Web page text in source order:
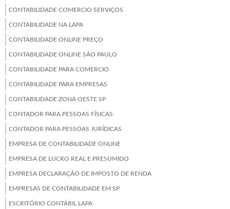
CONTABILIDADE COMERCIO SERVIÇOS
CONTABILIDADE NA LAPA
CONTABILIDADE ONLINE PREÇO
CONTABILIDADE ONLINE SÃO PAULO
CONTABILIDADE PARA COMERCIO
CONTABILIDADE PARA EMPRESAS
CONTABILIDADE ZONA OESTE SP
CONTADOR PARA PESSOAS FÍSICAS
CONTADOR PARA PESSOAS JURÍDICAS
EMPRESA DE CONTABILIDADE ONLINE
EMPRESA DE LUCRO REAL E PRESUMIDO
EMPRESA DECLARAÇÃO DE IMPOSTO DE RENDA
EMPRESAS DE CONTABILIDADE EM SP
ESCRITÓRIO CONTÁBIL LAPA